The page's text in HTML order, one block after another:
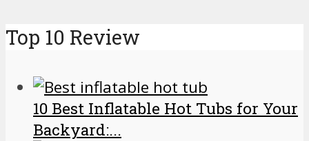
Top 10 Review
10 Best Inflatable Hot Tubs for Your
Backyard:...